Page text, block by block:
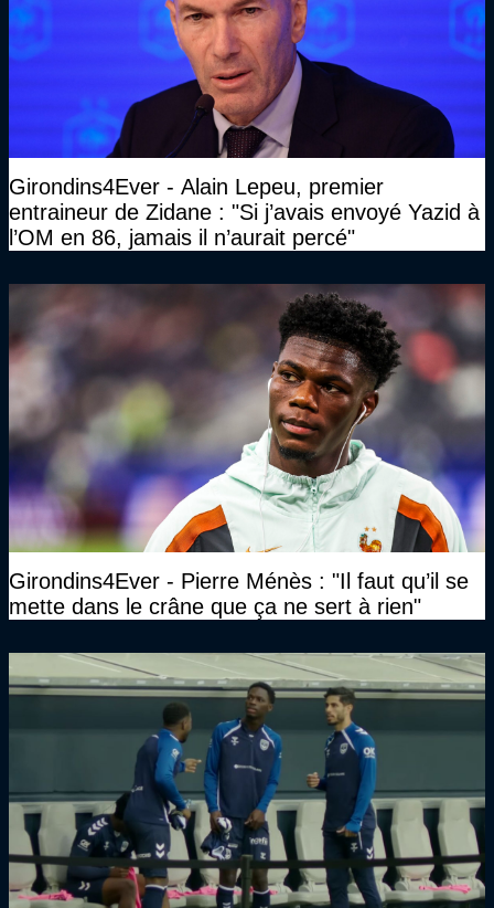
Girondins4Ever - Alain Lepeu, premier
entraineur de Zidane : "Si j’avais envoyé Yazid à
l’OM en 86, jamais il n’aurait percé"
Girondins4Ever - Pierre Ménès : "Il faut qu’il se
mette dans le crâne que ça ne sert à rien"